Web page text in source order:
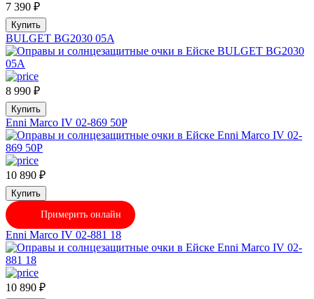
7 390 ₽
Купить
BULGET BG2030 05A
8 990 ₽
Купить
Enni Marco IV 02-869 50P
10 890 ₽
Купить
Примерить онлайн
Enni Marco IV 02-881 18
10 890 ₽